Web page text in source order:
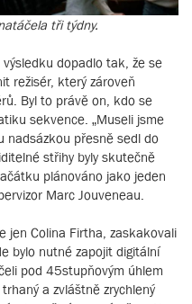
tři týdny.
dopadlo tak, že se
režisér, který zároveň
Byl to právě on, kdo se
sekvence. „Museli jsme
nadsázkou přesně sedl do
střihy byly skutečně
plánováno jako jeden
Marc Jouveneau.
jen Colina Firtha, zaskakovali
bylo nutné zapojit digitální
pod 45stupňovým úhlem
a zvláštně zrychlený